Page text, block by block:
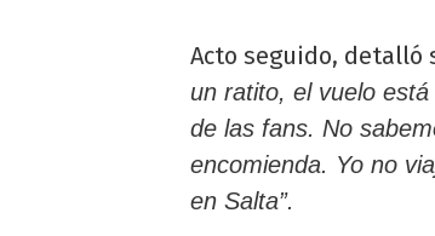
Acto seguido, detalló
un ratito, el vuelo
de las fans. No
encomienda. Yo no
en Salta”.